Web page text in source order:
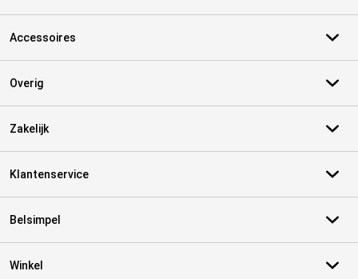
Accessoires
Overig
Zakelijk
Klantenservice
Belsimpel
Winkel